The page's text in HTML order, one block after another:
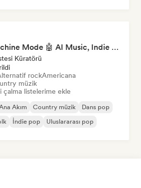
Pop Machine Mode 🤖 AI Music, Indie Pop & Dream Pop
Küratörü
rockAmericana
müzik
çalma listelerime ekle
Akım Country müzik
Dans pop
İndie pop Uluslararası pop